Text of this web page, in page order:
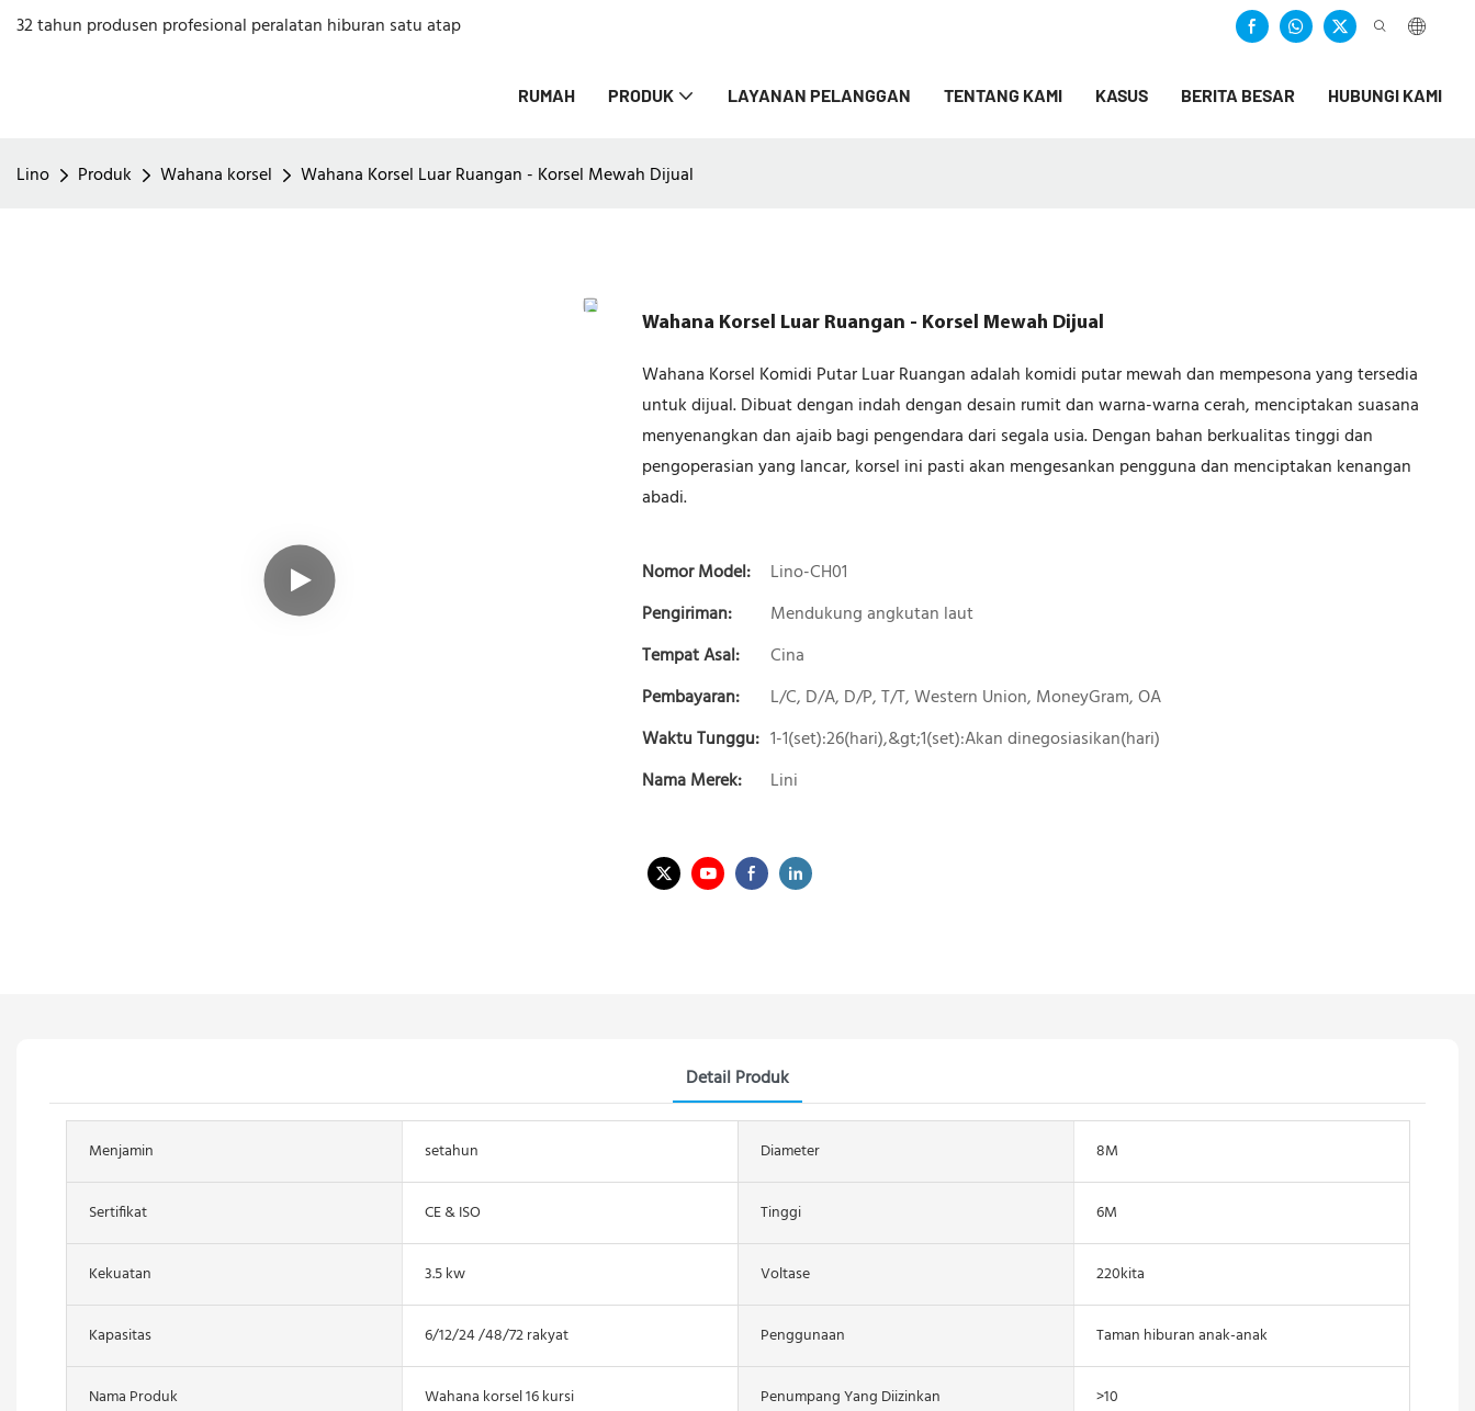
32 tahun produsen profesional peralatan hiburan satu atap
RUMAH PRODUK LAYANAN PELANGGAN TENTANG KAMI KASUS BERITA BESAR HUBUNGI KAMI
Lino Produk Wahana korsel Wahana Korsel Luar Ruangan - Korsel Mewah Dijual
Wahana Korsel Luar Ruangan - Korsel Mewah Dijual
Wahana Korsel Komidi Putar Luar Ruangan adalah komidi putar mewah dan mempesona yang tersedia
untuk dijual. Dibuat dengan indah dengan desain rumit dan warna-warna cerah, menciptakan suasana
menyenangkan dan ajaib bagi pengendara dari segala usia. Dengan bahan berkualitas tinggi dan
pengoperasian yang lancar, korsel ini pasti akan mengesankan pengguna dan menciptakan kenangan
abadi.
Nomor Model:
Lino-CH01
Pengiriman:
Mendukung angkutan laut
Tempat Asal:
Cina
Pembayaran:
L/C, D/A, D/P, T/T, Western Union, MoneyGram, OA
Waktu Tunggu: 1-1(set):26(hari),&gt;1(set):Akan dinegosiasikan(hari)
Nama Merek:
Lini
Detail Produk
Menjamin setahun Diameter 8M
Sertifikat CE & ISO Tinggi 6M
Kekuatan 3.5 kw Voltase 220kita
Kapasitas 6/12/24 /48/72 rakyat Penggunaan Taman hiburan anak-anak
Nama Produk Wahana korsel 16 kursi Penumpang Yang Diizinkan >10